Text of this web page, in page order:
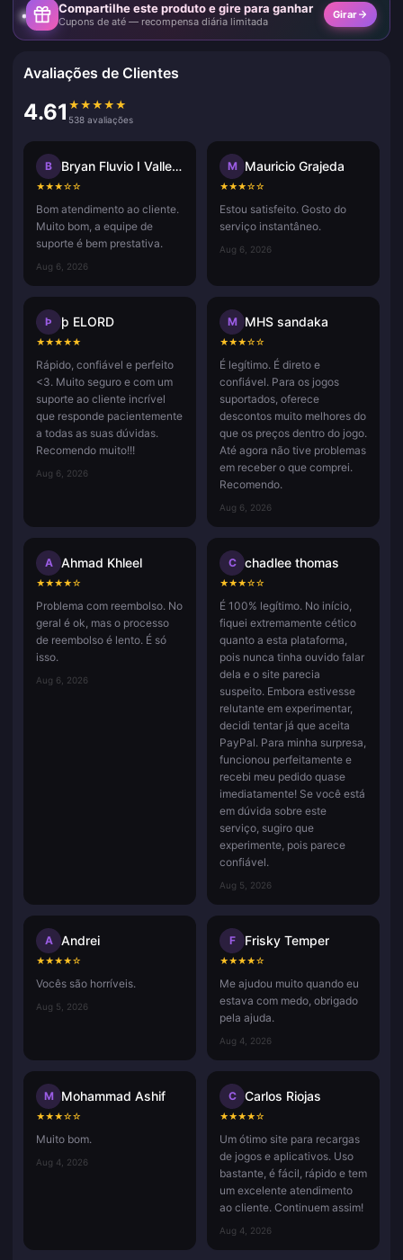
Compartilhe este produto e gire para ganhar
Cupons de até — recompensa diária limitada
Girar
Avaliações de Clientes
4.61 ★ ★ ★ ★ ★
538 avaliações
B Bryan Fluvio I Vallecer
★★★☆☆
Bom atendimento ao cliente.
Muito bom, a equipe de
suporte é bem prestativa.
Aug 6, 2026
M Mauricio Grajeda
★★★☆☆
Estou satisfeito. Gosto do
serviço instantâneo.
Aug 6, 2026
Þ þ ELORD
★★★★★
Rápido, confiável e perfeito
<3. Muito seguro e com um
suporte ao cliente incrível
que responde pacientemente
a todas as suas dúvidas.
Recomendo muito!!!
Aug 6, 2026
M MHS sandaka
★★★☆☆
É legítimo. É direto e
confiável. Para os jogos
suportados, oferece
descontos muito melhores do
que os preços dentro do jogo.
Até agora não tive problemas
em receber o que comprei.
Recomendo.
Aug 6, 2026
A Ahmad Khleel
★★★★☆
Problema com reembolso. No
geral é ok, mas o processo
de reembolso é lento. É só
isso.
Aug 6, 2026
C chadlee thomas
★★★☆☆
É 100% legítimo. No início,
fiquei extremamente cético
quanto a esta plataforma,
pois nunca tinha ouvido falar
dela e o site parecia
suspeito. Embora estivesse
relutante em experimentar,
decidi tentar já que aceita
PayPal. Para minha surpresa,
funcionou perfeitamente e
recebi meu pedido quase
imediatamente! Se você está
em dúvida sobre este
serviço, sugiro que
experimente, pois parece
confiável.
Aug 5, 2026
A Andrei
★★★★☆
Vocês são horríveis.
Aug 5, 2026
F Frisky Temper
★★★★☆
Me ajudou muito quando eu
estava com medo, obrigado
pela ajuda.
Aug 4, 2026
M Mohammad Ashif
★★★☆☆
Muito bom.
Aug 4, 2026
C Carlos Riojas
★★★★☆
Um ótimo site para recargas
de jogos e aplicativos. Uso
bastante, é fácil, rápido e tem
um excelente atendimento
ao cliente. Continuem assim!
Aug 4, 2026